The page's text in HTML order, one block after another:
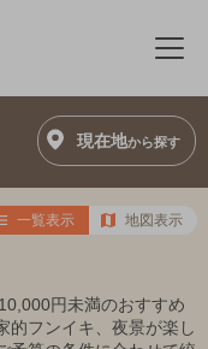
メ
現在地から探す
一覧表示 地図表示
円未満のおすすめ
的フンイキ、夜景が楽し